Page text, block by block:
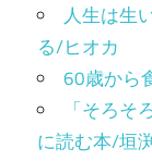
人生は生
る/ヒオカ
60歳から
「そろ
に読む本/垣